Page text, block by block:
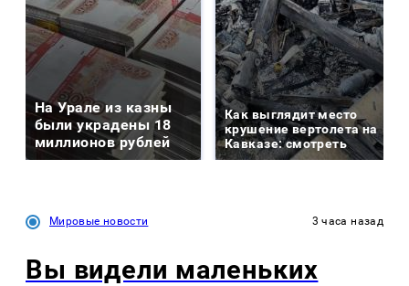
На Урале из казны
были украдены 18
миллионов рублей
Как выглядит место
крушение вертолета на
Кавказе: смотреть
Мировые новости 3 часа назад
Вы видели маленьких